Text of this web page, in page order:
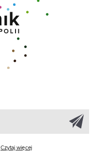
Czytaj więcej